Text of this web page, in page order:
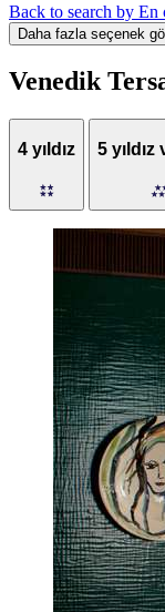
Back to search by En
Daha fazla seçenek
Venedik
4 yıldız 5 yıldız